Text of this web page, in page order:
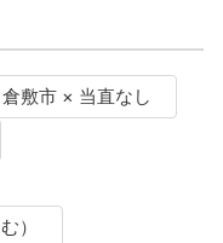
倉敷市 × 当直なし
）